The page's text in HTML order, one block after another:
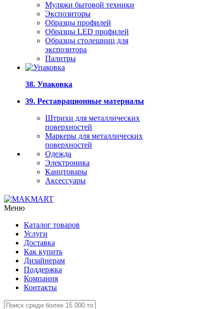
Муляжи бытовой техники
Экспозиторы
Образцы профилей
Образцы LED профилей
Образцы столешниц для
экспозитора
Палитры
38. Упаковка
39. Реставрационные материалы
Штрихи для металлических
поверхностей
Маркеры для металлических
поверхностей
Одежда
Электроника
Канцтовары
Аксессуары
Меню
Каталог товаров
Услуги
Доставка
Как купить
Дизайнерам
Поддержка
Компания
Контакты